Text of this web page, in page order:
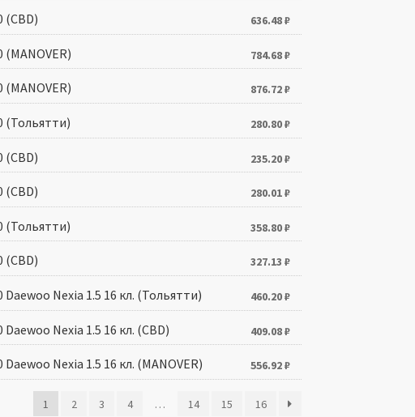
636.48₽
784.68₽
876.72₽
(Тольятти) 280.80₽
235.20₽
280.01₽
(Тольятти) 358.80₽
327.13 ₽
Nexia 1.5 16 кл. (Тольятти) 460.20₽
Nexia 1.5 16 кл. (CBD) 409.08₽
Nexia 1.5 16 кл. (MANOVER) 556.92₽
1 2 3 4 … 14 15 16